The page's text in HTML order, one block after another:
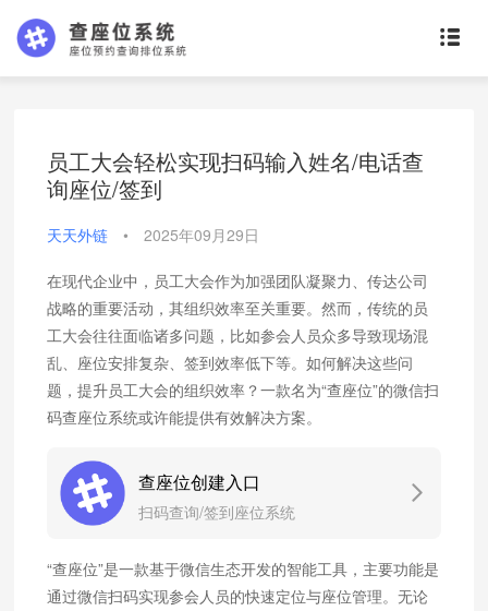
员工大会轻松实现扫码输入姓名/电话查
询座位/签到
天天外链 • 2025年09月29日
在现代企业中，员工大会作为加强团队凝聚力、传达公司
战略的重要活动，其组织效率至关重要。然而，传统的员
工大会往往面临诸多问题，比如参会人员众多导致现场混
乱、座位安排复杂、签到效率低下等。如何解决这些问
题，提升员工大会的组织效率？一款名为“查座位”的微信扫
码查座位系统或许能提供有效解决方案。
查座位创建入口
扫码查询/签到座位系统
“查座位”是一款基于微信生态开发的智能工具，主要功能是
通过微信扫码实现参会人员的快速定位与座位管理。无论